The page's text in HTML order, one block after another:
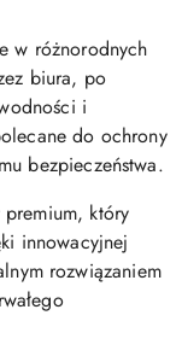
w różnorodnych
biura, po
i
do ochrony
bezpieczeństwa.
który
innowacyjnej
rozwiązaniem